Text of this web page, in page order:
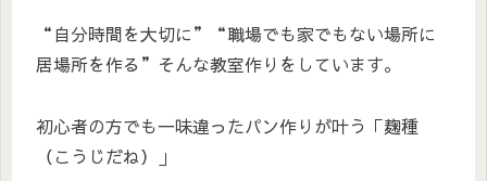
“自分時間を大切に”“職場でも家でもない場所に
居場所を作る”そんな教室作りをしています。
初心者の方でも一味違ったパン作りが叶う「麹種
（こうじだね）」